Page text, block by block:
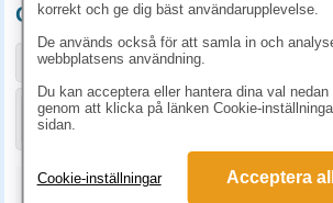
Originalprodukter till Kyocera
Storlek / info Art.nr
1T02FM0EU0
korrekt och ge dig bäst användarupplevelse.
De används också för att samla in och
webbplatsens användning.
Du kan acceptera eller hantera dina val
genom att klicka på länken Cookie-
sidan.
Cookie-inställningar Acceptera